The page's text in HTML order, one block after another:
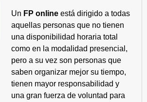
Un FP online está dirigido a todas
aquellas personas que no tienen
una disponibilidad horaria total
como en la modalidad presencial,
pero a su vez son personas que
saben organizar mejor su tiempo,
tienen mayor responsabilidad y
una gran fuerza de voluntad para